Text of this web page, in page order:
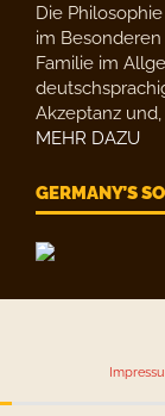
Die
im
Familie im
Akzeptanz
MEHR DAZU
GERMANY’S